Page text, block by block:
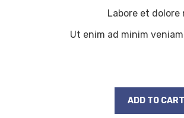
Labore et dolore
Ut enim ad minim
ADD TO CART